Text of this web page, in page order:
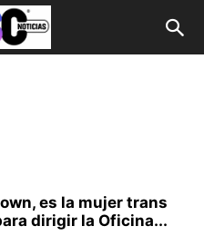
es la mujer trans
dirigir la Oficina...